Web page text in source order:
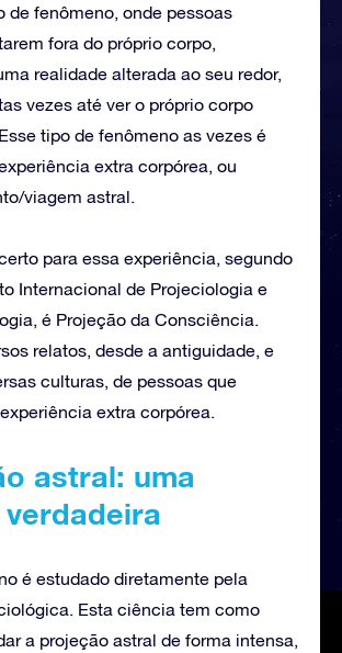
de fenômeno, onde pessoas
fora do próprio corpo,
realidade alterada ao seu redor,
vezes até ver o próprio corpo
tipo de fenômeno as vezes é
extra corpórea, ou
viagem astral.
para essa experiência, segundo
Internacional de Projeciologia e
é Projeção da Consciência.
relatos, desde a antiguidade, e
culturas, de pessoas que
extra corpórea.
astral: uma
é estudado diretamente pela
Esta ciência tem como
a projeção astral de forma intensa,